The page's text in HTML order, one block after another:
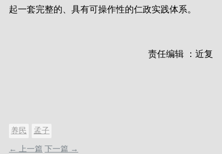
起一套完整的、具有可操作性的仁政实践体系。
责任编辑 ：近复
养民 孟子
← 上一篇 下一篇 →